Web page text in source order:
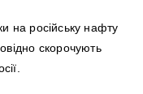
на російську нафту
скорочують